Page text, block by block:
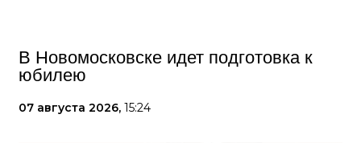
В Новомосковске идет подготовка к
юбилею
07 августа 2026, 15:24